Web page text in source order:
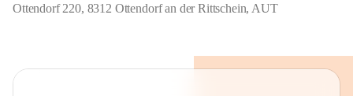
Ottendorf 220, 8312 Ottendorf an der Rittschein, AUT